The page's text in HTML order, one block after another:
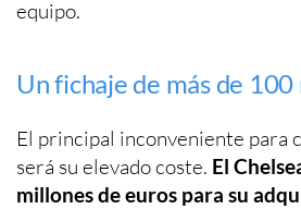
equipo.
Un fichaje de más de
El principal inconveniente para
será su elevado coste. El
millones de euros para su